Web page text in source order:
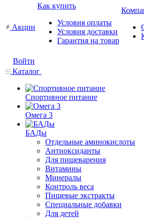
Акции
Как купить
Условия оплаты
Условия доставки
Гарантия на товар
Войти
Каталог
Спортивное питание
Омега 3
БАДы
Отдельные аминокислоты
Антиоксиданты
Для пищеварения
Витамины
Минералы
Контроль веса
Пищевые экстракты
Специальные добавки
Для детей